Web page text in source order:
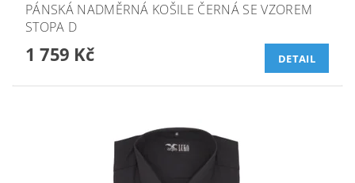
PÁNSKÁ NADMĚRNÁ KOŠILE ČERNÁ SE VZOREM
STOPA D
1 759 Kč DETAIL